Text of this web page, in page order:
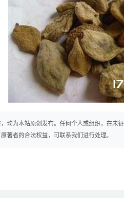
均为本站原创发布。任何个人或组织，在未
著者的合法权益，可联系我们进行处理。